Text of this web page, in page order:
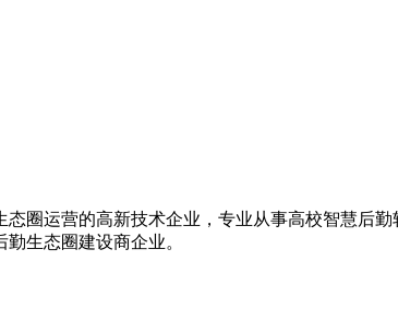
圈运营的高新技术企业，专业从事高校智慧后
生态圈建设商企业。